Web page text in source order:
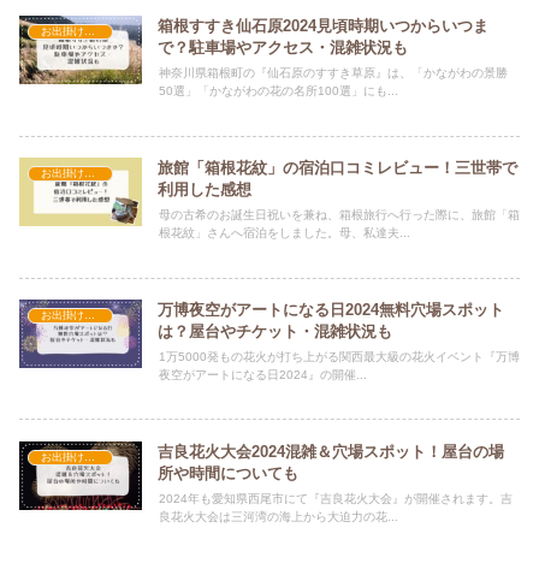
お出掛け・イベント・行事
箱根すすき仙石原2024見頃時期いつからいつま
で？駐車場やアクセス・混雑状況も
神奈川県箱根町の『仙石原のすすき草原』は、「かながわの景勝
50選」「かながわの花の名所100選」にも...
お出掛け・イベント・行事
旅館「箱根花紋」の宿泊口コミレビュー！三世帯で
利用した感想
母の古希のお誕生日祝いを兼ね、箱根旅行へ行った際に、旅館「箱
根花紋」さんへ宿泊をしました。母、私達夫...
お出掛け・イベント・行事
万博夜空がアートになる日2024無料穴場スポット
は？屋台やチケット・混雑状況も
1万5000発もの花火が打ち上がる関西最大級の花火イベント『万博
夜空がアートになる日2024』の開催...
お出掛け・イベント・行事
吉良花火大会2024混雑＆穴場スポット！屋台の場
所や時間についても
2024年も愛知県西尾市にて『吉良花火大会』が開催されます。吉
良花火大会は三河湾の海上から大迫力の花...